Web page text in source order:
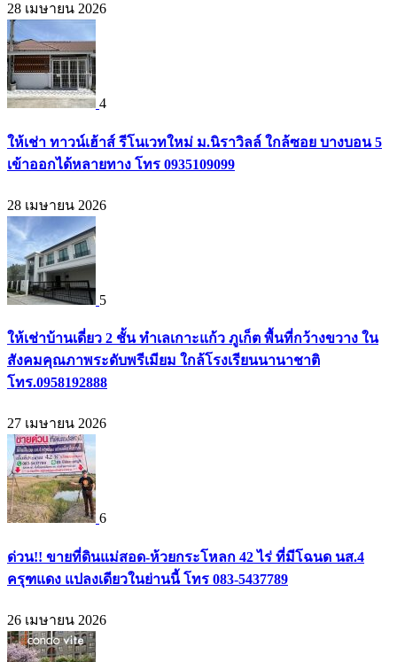
28 เมษายน 2026
4
ให้เช่า ทาวน์เฮ้าส์ รีโนเวทใหม่ ม.นิราวิลล์ ใกล้ซอย บางบอน 5
เข้าออกได้หลายทาง โทร 0935109099
28 เมษายน 2026
5
ให้เช่าบ้านเดี่ยว 2 ชั้น ทำเลเกาะแก้ว ภูเก็ต พื้นที่กว้างขวาง ใน
สังคมคุณภาพระดับพรีเมียม ใกล้โรงเรียนนานาชาติ
โทร.0958192888
27 เมษายน 2026
6
ด่วน!! ขายที่ดินแม่สอด-ห้วยกระโหลก 42 ไร่ ที่มีโฉนด นส.4
ครุฑแดง แปลงเดียวในย่านนี้ โทร 083-5437789
26 เมษายน 2026